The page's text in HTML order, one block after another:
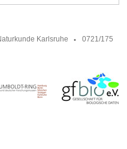
Karlsruhe
0721/175